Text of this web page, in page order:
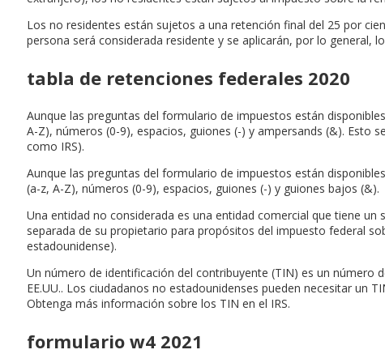
Los no residentes están sujetos a una retención final del 25 por
persona será considerada residente y se aplicarán, por lo general,
tabla de retenciones federales 2020
Aunque las preguntas del formulario de impuestos están
A-Z), números (0-9), espacios, guiones (-) y ampersands (&). Esto
como IRS).
Aunque las preguntas del formulario de impuestos están
(a-z, A-Z), números (0-9), espacios, guiones (-) y guiones bajos (&).
Una entidad no considerada es una entidad comercial que tiene
separada de su propietario para propósitos del impuesto federal
estadounidense).
Un número de identificación del contribuyente (TIN) es un número
EE.UU.. Los ciudadanos no estadounidenses pueden necesitar un
Obtenga más información sobre los TIN en el IRS.
formulario w4 2021